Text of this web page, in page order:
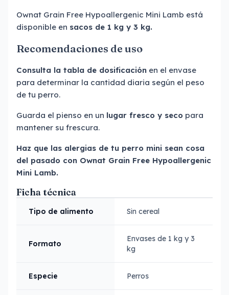
Ownat Grain Free Hypoallergenic Mini Lamb está
disponible en sacos de 1 kg y 3 kg.
Recomendaciones de uso
Consulta la tabla de dosificación en el envase
para determinar la cantidad diaria según el peso
de tu perro.
Guarda el pienso en un lugar fresco y seco para
mantener su frescura.
Haz que las alergias de tu perro mini sean cosa
del pasado con Ownat Grain Free Hypoallergenic
Mini Lamb.
Ficha técnica
Tipo de alimento Sin cereal
Formato
Envases de 1 kg y 3
kg
Especie Perros